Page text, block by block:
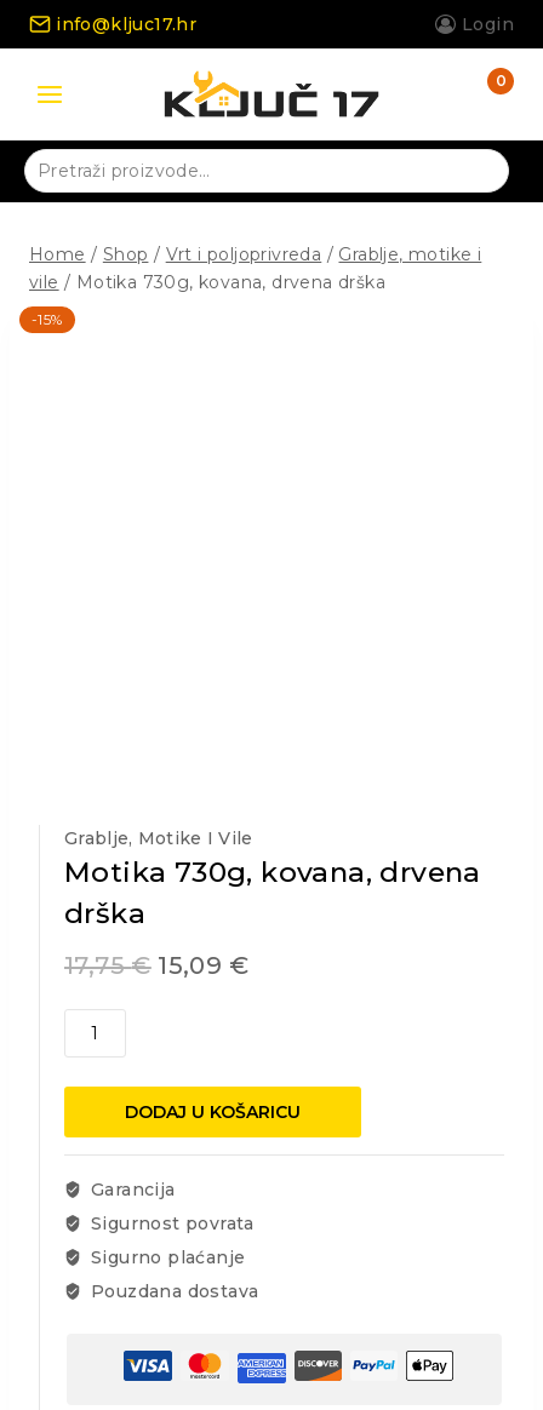
Skip
info@kljuc17.hr Login
0
Pretraži:
Home / Shop / Vrt i poljoprivreda / Grablje, motike i
vile / Motika 730g, kovana, drvena drška
-15%
Grablje, Motike I Vile
Motika 730g, kovana, drvena
drška
17,75€ 15,09 €
Motika
drvena
količina
DODAJ U KOŠARICU
Garancija
Sigurnost povrata
Sigurno plaćanje
Pouzdana dostava